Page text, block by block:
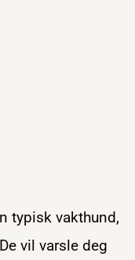
typisk vakthund,
vil varsle deg